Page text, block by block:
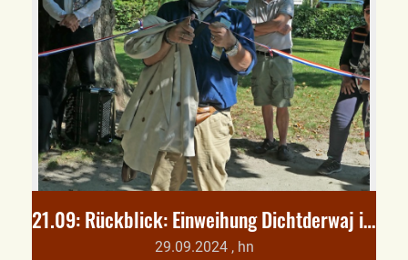
21.09: Rückblick: Einweihung Dichtderwaj in Münster (Elsass)
29.09.2024, hn